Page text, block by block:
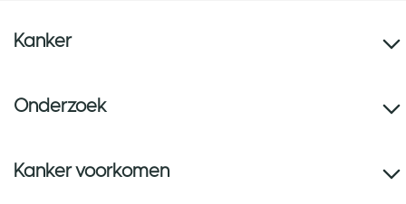
Kanker
Onderzoek
Kanker voorkomen